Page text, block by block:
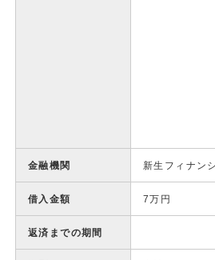
金融機関 新生フィナン
借入金額 7万円
返済までの期間